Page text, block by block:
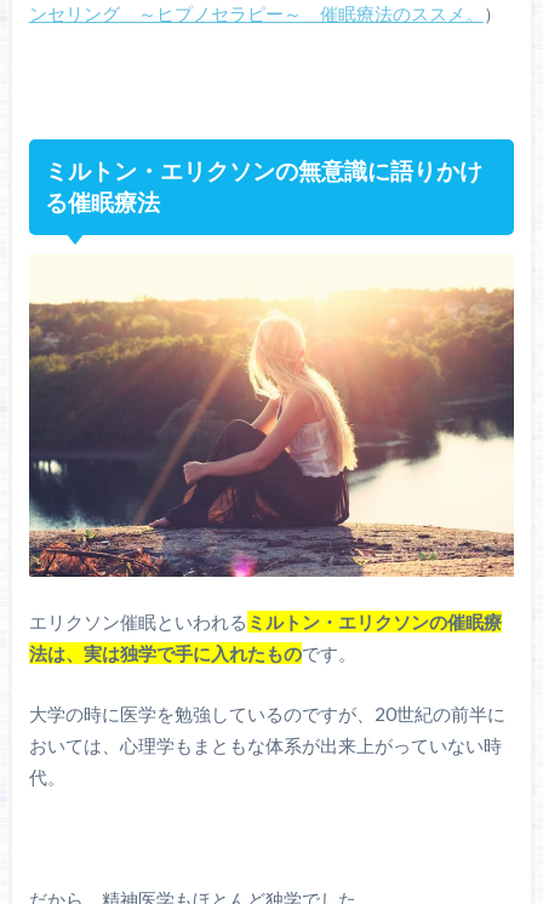
ンセリング ～ヒプノセラピー～ 催眠療法のススメ。
）
ミルトン・エリクソンの無意識に語りかけ
る催眠療法
エリクソン催眠といわれる ミルトン・エリクソンの催眠療
法は、実は独学で手に入れたものです。
大学の時に医学を勉強しているのですが、20世紀の前半に
おいては、心理学もまともな体系が出来上がっていない時
代。
だから、精神医学もほとんど独学でした。